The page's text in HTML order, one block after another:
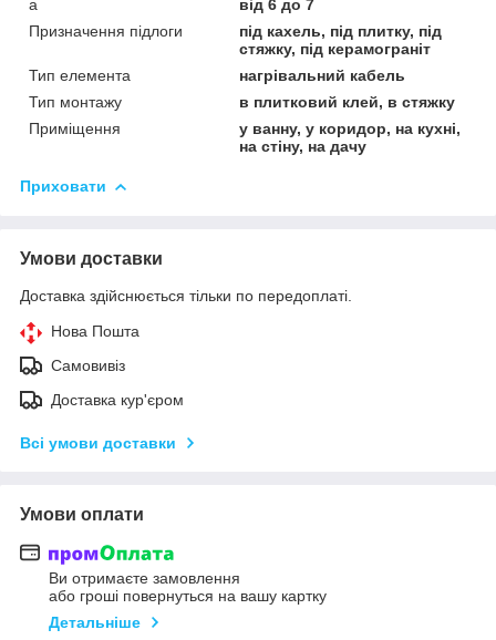
а
від 6 до 7
Призначення підлоги
під кахель, під плитку, під
стяжку, під керамограніт
Тип елемента
нагрівальний кабель
Тип монтажу
в плитковий клей, в стяжку
Приміщення
у ванну, у коридор, на кухні,
на стіну, на дачу
Приховати
Умови доставки
Доставка здійснюється тільки по передоплаті.
Нова Пошта
Самовивіз
Доставка кур'єром
Всі умови доставки
Умови оплати
Ви отримаєте замовлення
або гроші повернуться на вашу картку
Детальніше